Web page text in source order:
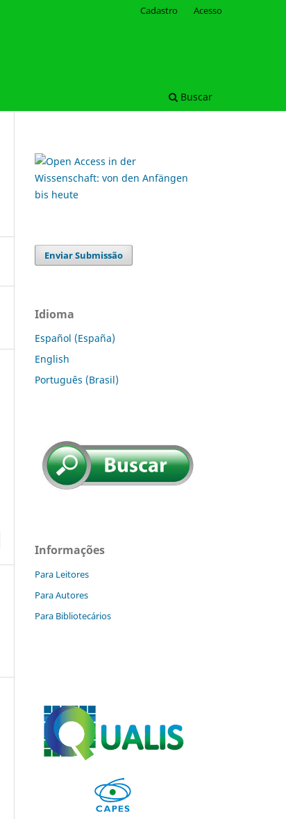
Buscar
Cadastro Acesso
Enviar Submissão
Idioma
Español (España)
English
Português (Brasil)
Informações
Para Leitores
Para Autores
Para Bibliotecários